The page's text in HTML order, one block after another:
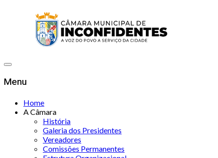
Menu
Home
A Câmara
História
Galeria dos Presidentes
Vereadores
Comissões Permanentes